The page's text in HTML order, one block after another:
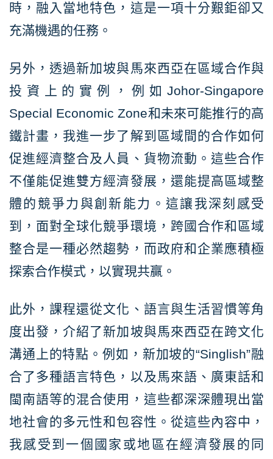
時，融入當地特色，這是一項十分艱鉅卻又
充滿機遇的任務。
另外，透過新加坡與馬來西亞在區域合作與
投資上的實例，例如Johor-Singapore
Special Economic Zone和未來可能推行的高
鐵計畫，我進一步了解到區域間的合作如何
促進經濟整合及人員、貨物流動。這些合作
不僅能促進雙方經濟發展，還能提高區域整
體的競爭力與創新能力。這讓我深刻感受
到，面對全球化競爭環境，跨國合作和區域
整合是一種必然趨勢，而政府和企業應積極
探索合作模式，以實現共贏。
此外，課程還從文化、語言與生活習慣等角
度出發，介紹了新加坡與馬來西亞在跨文化
溝通上的特點。例如，新加坡的“Singlish”融
合了多種語言特色，以及馬來語、廣東話和
閩南語等的混合使用，這些都深深體現出當
地社會的多元性和包容性。從這些內容中，
我感受到一個國家或地區在經濟發展的同